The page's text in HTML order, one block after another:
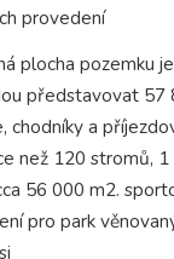
provedení
plocha pozemku
představovat 57
chodníky a
než 120 stromů,
56 000 m2.
pro park